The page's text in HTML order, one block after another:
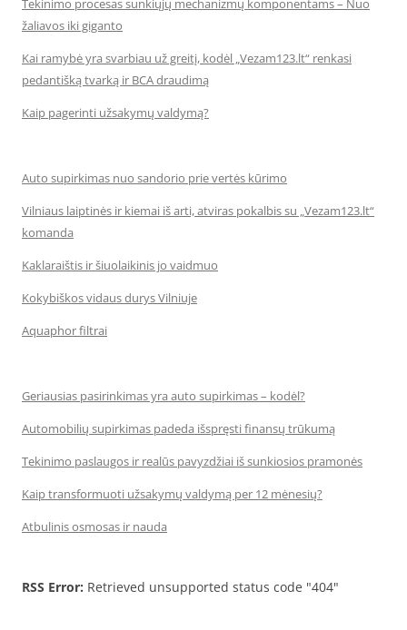
Tekinimo procesas sunkiųjų mechanizmų komponentams – Nuo
žaliavos iki giganto
Kai ramybė yra svarbiau už greitį, kodėl „Vezam123.lt“ renkasi
pedantišką tvarką ir BCA draudimą
Kaip pagerinti užsakymų valdymą?
Auto supirkimas nuo sandorio prie vertės kūrimo
Vilniaus laiptinės ir kiemai iš arti, atviras pokalbis su „Vezam123.lt“
komanda
Kaklaraištis ir šiuolaikinis jo vaidmuo
Kokybiškos vidaus durys Vilniuje
Aquaphor filtrai
Geriausias pasirinkimas yra auto supirkimas – kodėl?
Automobilių supirkimas padeda išspręsti finansų trūkumą
Tekinimo paslaugos ir realūs pavyzdžiai iš sunkiosios pramonės
Kaip transformuoti užsakymų valdymą per 12 mėnesių?
Atbulinis osmosas ir nauda
RSS Error: Retrieved unsupported status code "404"